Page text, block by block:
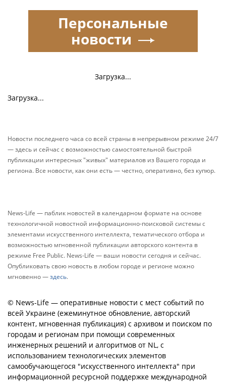
Загрузка...
Загрузка...
Персональные
новости
Новости последнего часа со всей страны в непрерывном режиме 24/7
— здесь и сейчас с возможностью самостоятельной быстрой
публикации интересных "живых" материалов из Вашего города и
региона. Все новости, как они есть — честно, оперативно, без купюр.
News-Life — паблик новостей в календарном формате на основе
технологичной новостной информационно-поисковой системы с
элементами искусственного интеллекта, тематического отбора и
возможностью мгновенной публикации авторского контента в
режиме Free Public. News-Life — ваши новости сегодня и сейчас.
Опубликовать свою новость в любом городе и регионе можно
мгновенно —здесь.
© News-Life — оперативные новости с мест событий по
всей Украине (ежеминутное обновление, авторский
контент, мгновенная публикация) с архивом и поиском по
городам и регионам при помощи современных
инженерных решений и алгоритмов от NL, с
использованием технологических элементов
самообучающегося "искусственного интеллекта" при
информационной ресурсной поддержке международной